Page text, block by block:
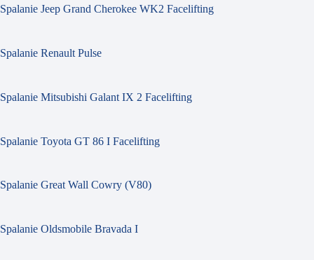
Spalanie Jeep Grand Cherokee WK2 Facelifting
Spalanie Renault Pulse
Spalanie Mitsubishi Galant IX 2 Facelifting
Spalanie Toyota GT 86 I Facelifting
Spalanie Great Wall Cowry (V80)
Spalanie Oldsmobile Bravada I